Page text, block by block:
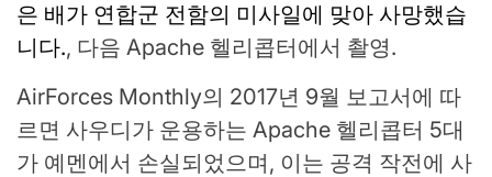
은 배가 연합군 전함의 미사일에 맞아 사망했습
니다., 다음 Apache 헬리콥터에서 촬영.
AirForces Monthly의 2017년 9월 보고서에 따
르면 사우디가 운용하는 Apache 헬리콥터 5대
가 예멘에서 손실되었으며, 이는 공격 작전에 사